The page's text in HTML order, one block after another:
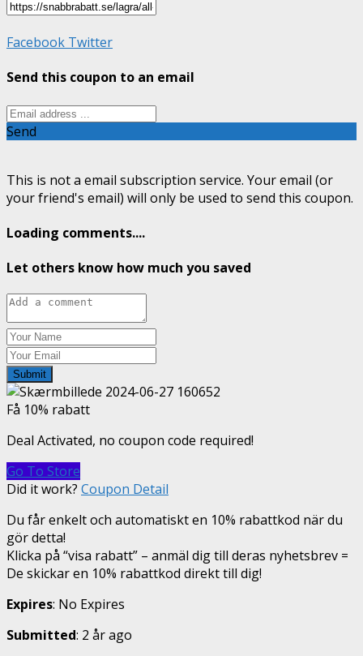
Facebook Twitter
Send this coupon to an email
Send
This is not a email subscription service. Your email (or
your friend's email) will only be used to send this coupon.
Loading comments....
Let others know how much you saved
Submit
Få 10% rabatt
Deal Activated, no coupon code required!
Go To Store
Did it work? Coupon Detail
Du får enkelt och automatiskt en 10% rabattkod när du
gör detta!
Klicka på “visa rabatt” – anmäl dig till deras nyhetsbrev =
De skickar en 10% rabattkod direkt till dig!
Expires: No Expires
Submitted: 2 år ago